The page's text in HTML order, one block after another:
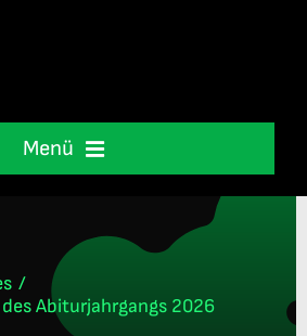
Menü
Abiturjahrgangs 2026